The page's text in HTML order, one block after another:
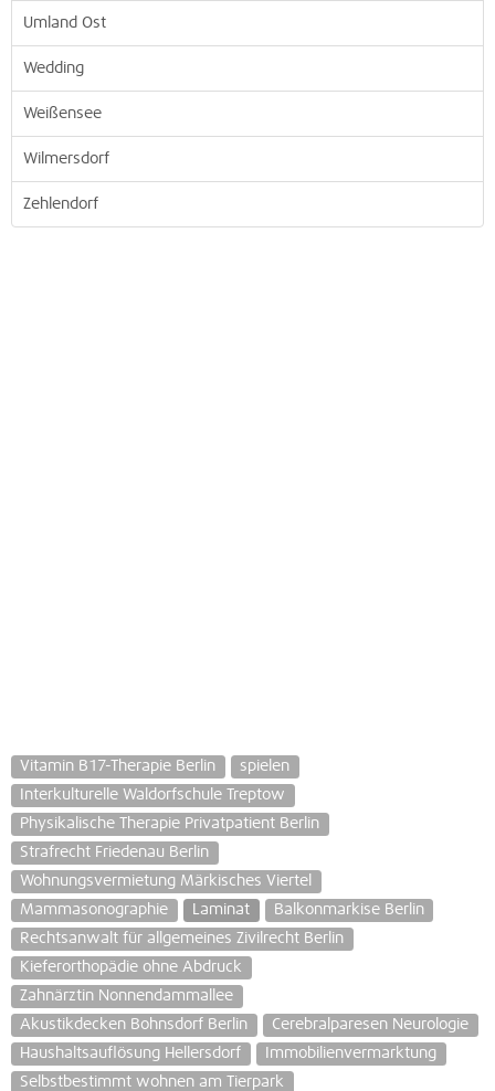
Umland Ost
Wedding
Weißensee
Wilmersdorf
Zehlendorf
Vitamin B17-Therapie Berlin
spielen
Interkulturelle Waldorfschule Treptow
Physikalische Therapie Privatpatient Berlin
Strafrecht Friedenau Berlin
Wohnungsvermietung Märkisches Viertel
Mammasonographie
Laminat
Balkonmarkise Berlin
Rechtsanwalt für allgemeines Zivilrecht Berlin
Kieferorthopädie ohne Abdruck
Zahnärztin Nonnendammallee
Akustikdecken Bohnsdorf Berlin
Cerebralparesen Neurologie
Haushaltsauflösung Hellersdorf
Immobilienvermarktung
Selbstbestimmt wohnen am Tierpark